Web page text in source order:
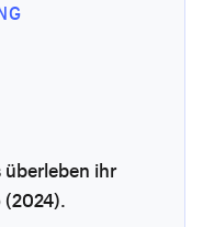
ihr
(2024).